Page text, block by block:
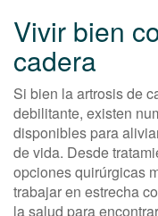
Vivir bien
cadera
Si bien la artrosis de
debilitante, existen
disponibles para
de vida. Desde
opciones quirúrgicas
trabajar en estrecha
la salud para